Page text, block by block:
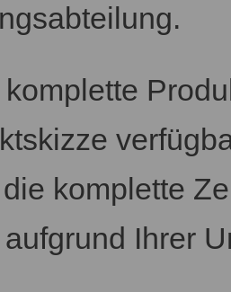
komplette
Ihrer